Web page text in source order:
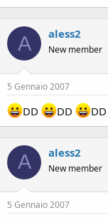
A aless2
New member
5 Gennaio 2007
DD DD DD
A aless2
New member
5 Gennaio 2007